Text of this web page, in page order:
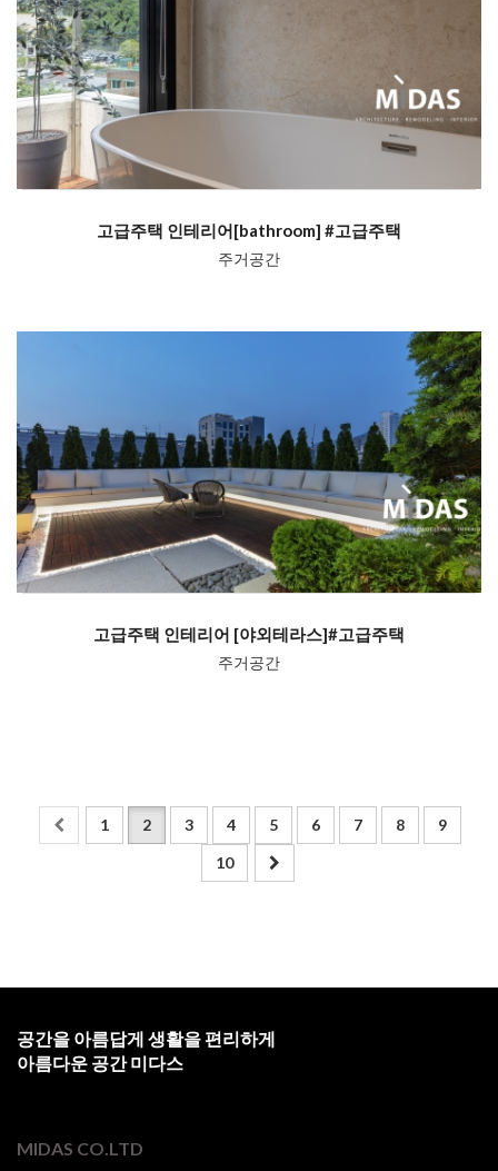
고급주택 인테리어[bathroom] #고급주택
주거공간
고급주택 인테리어 [야외테라스]#고급주택
주거공간
1 2 3 4 5 6 7 8
9
10
공간을 아름답게 생활을 편리하게
아름다운 공간 미다스
MIDAS CO.LTD